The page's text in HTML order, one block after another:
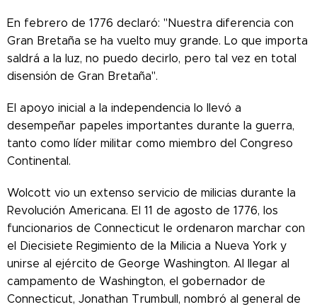
En febrero de 1776 declaró: "Nuestra diferencia con
Gran Bretaña se ha vuelto muy grande. Lo que importa
saldrá a la luz, no puedo decirlo, pero tal vez en total
disensión de Gran Bretaña".
El apoyo inicial a la independencia lo llevó a
desempeñar papeles importantes durante la guerra,
tanto como líder militar como miembro del Congreso
Continental.
Wolcott vio un extenso servicio de milicias durante la
Revolución Americana. El 11 de agosto de 1776, los
funcionarios de Connecticut le ordenaron marchar con
el Diecisiete Regimiento de la Milicia a Nueva York y
unirse al ejército de George Washington. Al llegar al
campamento de Washington, el gobernador de
Connecticut, Jonathan Trumbull, nombró al general de